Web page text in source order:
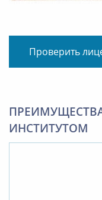
Проверить
ИНСТИТУТОМ